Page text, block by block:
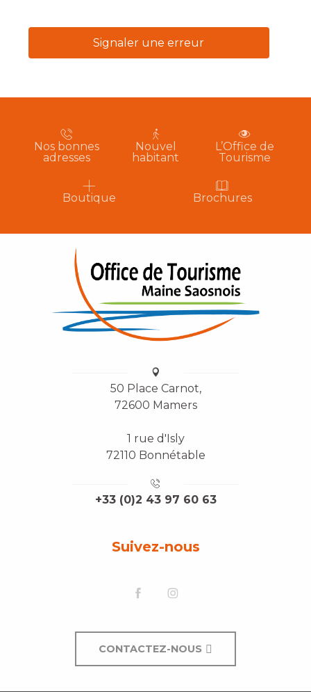
Signaler une erreur
Nos bonnes
adresses
Nouvel
habitant
L’Office de
Tourisme
Boutique Brochures
50 Place Carnot,
72600 Mamers
1 rue d'Isly
72110 Bonnétable
+33 (0)2 43 97 60 63
Suivez-nous
CONTACTEZ-NOUS